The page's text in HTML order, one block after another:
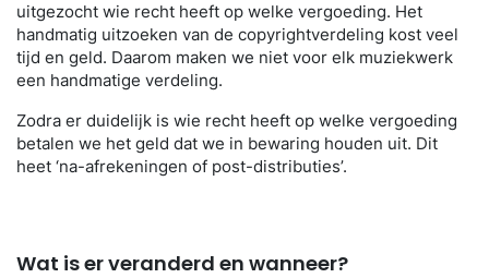
uitgezocht wie recht heeft op welke vergoeding. Het
handmatig uitzoeken van de copyrightverdeling kost veel
tijd en geld. Daarom maken we niet voor elk muziekwerk
een handmatige verdeling.
Zodra er duidelijk is wie recht heeft op welke vergoeding
betalen we het geld dat we in bewaring houden uit. Dit
heet ‘na-afrekeningen of post-distributies’.
Wat is er veranderd en wanneer?